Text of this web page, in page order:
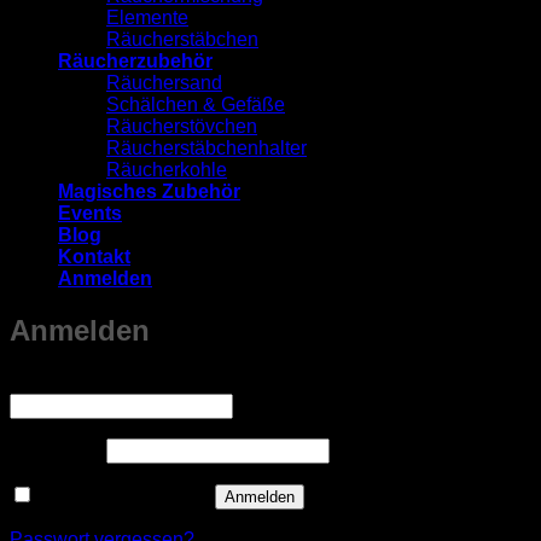
Elemente
Räucherstäbchen
Räucherzubehör
Räuchersand
Schälchen & Gefäße
Räucherstövchen
Räucherstäbchenhalter
Räucherkohle
Magisches Zubehör
Events
Blog
Kontakt
Anmelden
Anmelden
Anmelden